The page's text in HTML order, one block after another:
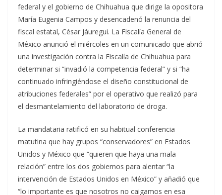
federal y el gobierno de Chihuahua que dirige la opositora
María Eugenia Campos y desencadenó la renuncia del
fiscal estatal, César Jáuregui. La Fiscalía General de
México anunció el miércoles en un comunicado que abrió
una investigación contra la Fiscalía de Chihuahua para
determinar si “invadió la competencia federal” y si “ha
continuado infringiéndose el diseño constitucional de
atribuciones federales” por el operativo que realizó para
el desmantelamiento del laboratorio de droga.
La mandataria ratificó en su habitual conferencia
matutina que hay grupos “conservadores” en Estados
Unidos y México que “quieren que haya una mala
relación” entre los dos gobiernos para alentar “la
intervención de Estados Unidos en México” y añadió que
“lo importante es que nosotros no caigamos en esa